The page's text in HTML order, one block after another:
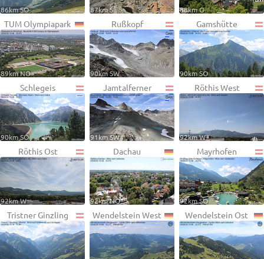
86km SO 87km S 88km O
TUM Olympiapark
89km NO
Rußkopf
90km SW
Gamshütte
90km SO
Schlegeis
90km SO
Jamtalferner
91km SW
Röthis West
92km W
Röthis Ost
92km W
Dachau
92km NO
Mayrhofen
92km SO
Tristner Ginzling Wendelstein West Wendelstein Ost